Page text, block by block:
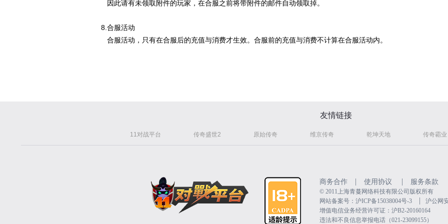
因此请有未领取附件的玩家，在合服之前将带附件的邮件自动领取掉。
8.合服活动
合服活动，只有在合服后的充值与消费才生效。合服前的充值与消费不计算在合服活动内。
友情链接
11对战平台 传奇盛世2 原始传奇 维京传奇 乾坤天地 传奇霸业
商务合作 | 使用协议 | 服务条款
©️ 2011上海青蔓网络科技有限公司版权所有
网站备案号：沪ICP备15038004号-3
|
沪公网
增值电信业务经营许可证：沪B2-20160164
违法和不良信息举报电话（021-23099155）